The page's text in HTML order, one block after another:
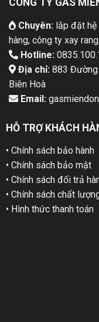
CÔNG TY GAS
Chuyên:lắp đặt hệ
hàng, công ty xay
Hotline:
Địa chỉ:883 Đường
Biên Hoà
Email:
HỖ TRỢ KHÁCH
• Chính sách bảo hành
• Chính sách bảo mật
• Chính sách đổi trả
• Chính sách chất
• Hình thức thanh toán